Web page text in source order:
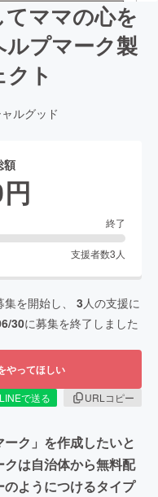
ママの心を
プマーク製
ト
ルグッド
額
円
終了
支援者数3 人
集を開始し、 3人の支援に
30に募集を終了しました
やってほしい
LINEで送る
URLコピー
ク」を作成したいと
は自治体から無料配
ようにつけるタイプ